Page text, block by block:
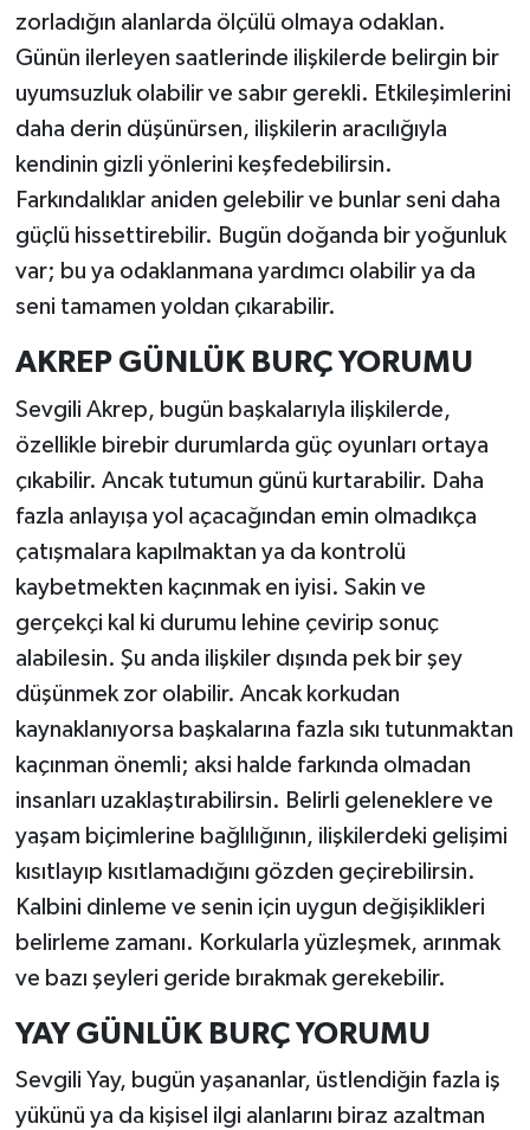
zorladığın alanlarda ölçülü olmaya odaklan.
Günün ilerleyen saatlerinde ilişkilerde belirgin bir
uyumsuzluk olabilir ve sabır gerekli. Etkileşimlerini
daha derin düşünürsen, ilişkilerin aracılığıyla
kendinin gizli yönlerini keşfedebilirsin.
Farkındalıklar aniden gelebilir ve bunlar seni daha
güçlü hissettirebilir. Bugün doğanda bir yoğunluk
var; bu ya odaklanmana yardımcı olabilir ya da
seni tamamen yoldan çıkarabilir.
AKREP GÜNLÜK BURÇ YORUMU
Sevgili Akrep, bugün başkalarıyla ilişkilerde,
özellikle birebir durumlarda güç oyunları ortaya
çıkabilir. Ancak tutumun günü kurtarabilir. Daha
fazla anlayışa yol açacağından emin olmadıkça
çatışmalara kapılmaktan ya da kontrolü
kaybetmekten kaçınmak en iyisi. Sakin ve
gerçekçi kal ki durumu lehine çevirip sonuç
alabilesin. Şu anda ilişkiler dışında pek bir şey
düşünmek zor olabilir. Ancak korkudan
kaynaklanıyorsa başkalarına fazla sıkı tutunmaktan
kaçınman önemli; aksi halde farkında olmadan
insanları uzaklaştırabilirsin. Belirli geleneklere ve
yaşam biçimlerine bağlılığının, ilişkilerdeki gelişimi
kısıtlayıp kısıtlamadığını gözden geçirebilirsin.
Kalbini dinleme ve senin için uygun değişiklikleri
belirleme zamanı. Korkularla yüzleşmek, arınmak
ve bazı şeyleri geride bırakmak gerekebilir.
YAY GÜNLÜK BURÇ YORUMU
Sevgili Yay, bugün yaşananlar, üstlendiğin fazla iş
yükünü ya da kişisel ilgi alanlarını biraz azaltman